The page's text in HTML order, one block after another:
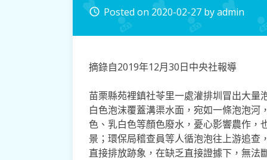
access_time Posted on 2020-02-27 byadmin
摘錄自2019年12月30日中央社報導
苗栗縣苑裡鎮社苓里一處灌排圳冒出大
白色泡沫覆蓋溝渠水面，宛如一條泡泡
色、乳白色等顏色廢水，憂心影響農作
景；環保局稽查員等人循泡泡往上游追
直接排放跡象，在缺乏直接證據下，無法